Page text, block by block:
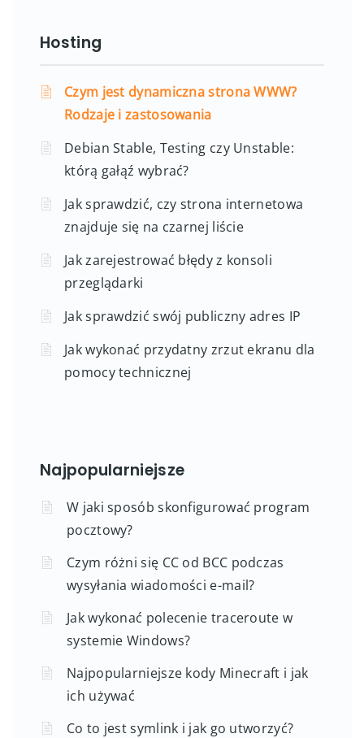
Hosting
Czym jest dynamiczna strona WWW?
Rodzaje i zastosowania
Debian Stable, Testing czy Unstable:
którą gałąź wybrać?
Jak sprawdzić, czy strona internetowa
znajduje się na czarnej liście
Jak zarejestrować błędy z konsoli
przeglądarki
Jak sprawdzić swój publiczny adres IP
Jak wykonać przydatny zrzut ekranu dla
pomocy technicznej
Najpopularniejsze
W jaki sposób skonfigurować program
pocztowy?
Czym różni się CC od BCC podczas
wysyłania wiadomości e-mail?
Jak wykonać polecenie traceroute w
systemie Windows?
Najpopularniejsze kody Minecraft i jak
ich używać
Co to jest symlink i jak go utworzyć?